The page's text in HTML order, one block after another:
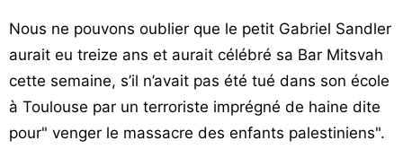
Nous ne pouvons oublier que le petit Gabriel Sandler
aurait eu treize ans et aurait célébré sa Bar Mitsvah
cette semaine, s’il n’avait pas été tué dans son école
à Toulouse par un terroriste imprégné de haine dite
pour" venger le massacre des enfants palestiniens".